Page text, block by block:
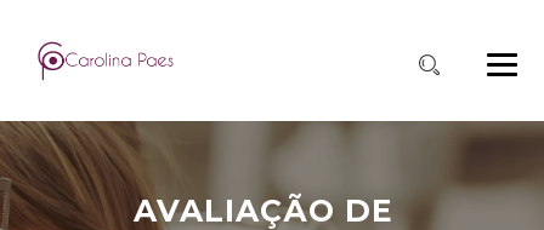
AVALIAÇÃO DE